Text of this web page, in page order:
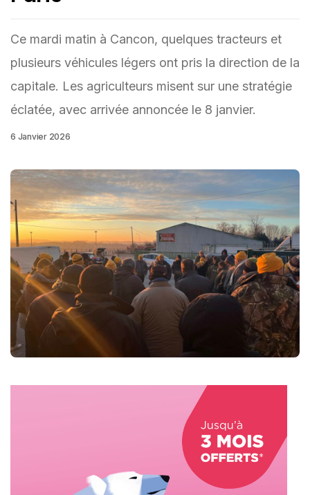
Ce mardi matin à Cancon, quelques tracteurs et
plusieurs véhicules légers ont pris la direction de la
capitale. Les agriculteurs misent sur une stratégie
éclatée, avec arrivée annoncée le 8 janvier.
6 Janvier 2026